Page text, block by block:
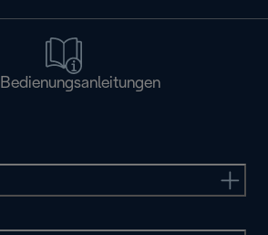
Bedienungsanleitungen